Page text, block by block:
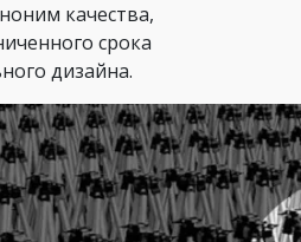
качества,
срока
дизайна.